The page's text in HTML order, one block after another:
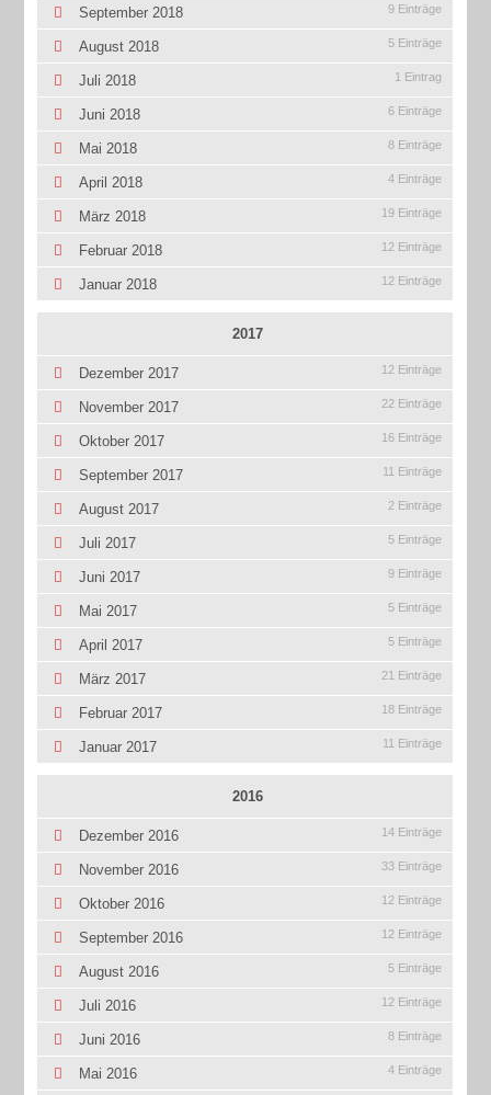
September 2018 9 Einträge
August 2018 5 Einträge
Juli 2018 1 Eintrag
Juni 2018 6 Einträge
Mai 2018 8 Einträge
April 2018 4 Einträge
März 2018 19 Einträge
Februar 2018 12 Einträge
Januar 2018 12 Einträge
2017
Dezember 2017 12 Einträge
November 2017 22 Einträge
Oktober 2017 16 Einträge
September 2017 11 Einträge
August 2017 2 Einträge
Juli 2017 5 Einträge
Juni 2017 9 Einträge
Mai 2017 5 Einträge
April 2017 5 Einträge
März 2017 21 Einträge
Februar 2017 18 Einträge
Januar 2017 11 Einträge
2016
Dezember 2016 14 Einträge
November 2016 33 Einträge
Oktober 2016 12 Einträge
September 2016 12 Einträge
August 2016 5 Einträge
Juli 2016 12 Einträge
Juni 2016 8 Einträge
Mai 2016 4 Einträge